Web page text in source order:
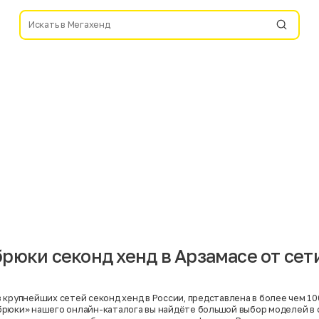
секонд хенд в Арзамасе от
крупнейших сетей секонд хенд в России, представлена в более чем
нашего онлайн-каталога вы найдёте большой выбор моделей в